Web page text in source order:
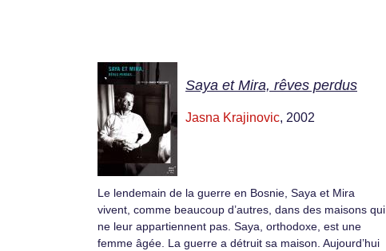
Saya et Mira, rêves perdus
Jasna Krajinovic, 2002
Le lendemain de la guerre en Bosnie, Saya et Mira
vivent, comme beaucoup d’autres, dans des maisons qui
ne leur appartiennent pas. Saya, orthodoxe, est une
femme âgée. La guerre a détruit sa maison. Aujourd’hui